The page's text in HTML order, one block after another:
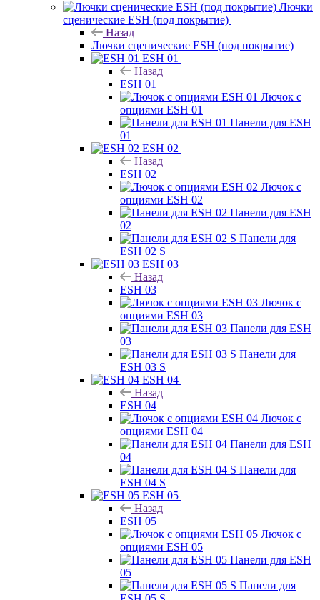
Лючки
сценические ESH (под покрытие)
Назад
Лючки сценические ESH (под покрытие)
ESH 01
Назад
ESH 01
Лючок с
опциями ESH 01
Панели для ESH
01
ESH 02
Назад
ESH 02
Лючок с
опциями ESH 02
Панели для ESH
02
Панели для
ESH 02 S
ESH 03
Назад
ESH 03
Лючок с
опциями ESH 03
Панели для ESH
03
Панели для
ESH 03 S
ESH 04
Назад
ESH 04
Лючок с
опциями ESH 04
Панели для ESH
04
Панели для
ESH 04 S
ESH 05
Назад
ESH 05
Лючок с
опциями ESH 05
Панели для ESH
05
Панели для